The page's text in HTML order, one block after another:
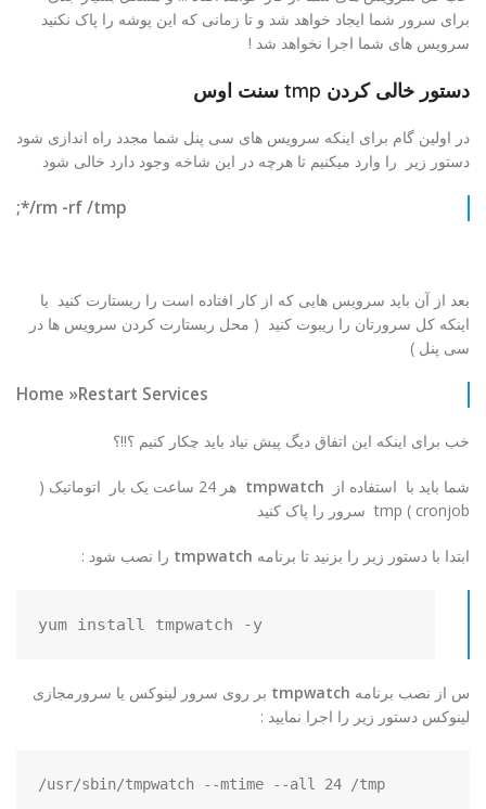
برای سرور شما ایجاد خواهد شد و تا زمانی که این پوشه را پاک نکنید
سرویس های شما اجرا نخواهد شد !
دستور خالی کردن tmp سنت اوس
در اولین گام برای اینکه سرویس های سی پنل شما مجدد راه اندازی شود
دستور زیر را وارد میکنیم تا هرچه در این شاخه وجود دارد خالی شود
rm -rf /tmp/*;
بعد از آن باید سرویس هایی که از کار افتاده است را ریستارت کنید یا
اینکه کل سرورتان را ریبوت کنید ( محل ربستارت کردن سرویس ها در
سی پنل )
Home »Restart Services
خب برای اینکه این اتفاق دیگ پیش نیاد باید چکار کنیم ؟!!؟
شما باید با استفاده از tmpwatch
هر 24 ساعت یک بار اتوماتیک (
cronjob ) tmp سرور را پاک کنید
ابتدا با دستور زیر را بزنید تا برنامه tmpwatch را نصب شود :
yum install tmpwatch -y
س از نصب برنامه tmpwatch بر روی سرور لینوکس یا سرورمجازی
لینوکس دستور زیر را اجرا نمایید :
/usr/sbin/tmpwatch --mtime --all 24 /tmp